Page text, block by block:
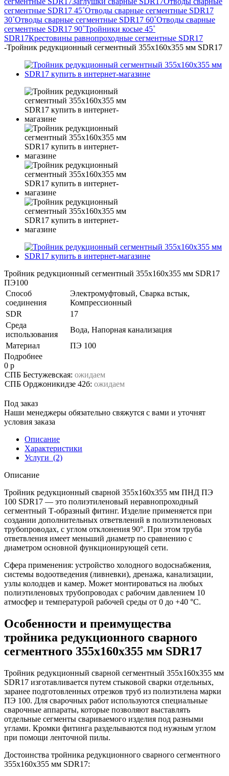
сегментные SDR17 45˚Отводы сварные сегментные SDR17
30˚Отводы сварные сегментные SDR17 60˚Отводы сварные
сегментные SDR17 90˚Тройники косые 45˚
SDR17Крестовины равнопроходные сегментные SDR17
-Тройник редукционный сегментный 355х160х355 мм SDR17
Тройник редукционный сегментный 355х160х355 мм SDR17
ПЭ100
Способ
соединения
Электромуфтовый, Сварка встык,
Компрессионный
SDR
17
Среда
использования
Вода, Напорная канализация
Материал
ПЭ 100
Подробнее
0 р
СПБ Бестужевская: ожидаем
СПБ Орджоникидзе 42б: ожидаем
Под заказ
Наши менеджеры обязательно свяжутся с вами и уточнят
условия заказа
Описание
Характеристики
Услуги (2)
Описание
Тройник редукционный сварной 355х160х355 мм ПНД ПЭ
100 SDR17 — это полиэтиленовый неравнопроходный
сегментный Т-образный фитинг. Изделие применяется при
создании дополнительных ответвлений в полиэтиленовых
трубопроводах, с углом отклонения 90°. При этом труба
ответвления имеет меньший диаметр по сравнению с
диаметром основной функционирующей сети.
Сфера применения: устройство холодного водоснабжения,
системы водоотведения (ливневки), дренажа, канализации,
узлы колодцев и камер. Может монтироваться на любых
полиэтиленовых трубопроводах с рабочим давлением 10
атмосфер и температурой рабочей среды от 0 до +40 °С.
Особенности и преимущества
тройника редукционного сварного
сегментного 355х160х355 мм SDR17
Тройник редукционный сварной сегментный 355х160х355 мм
SDR17 изготавливается путем стыковой сварки отдельных,
заранее подготовленных отрезков труб из полиэтилена марки
ПЭ 100. Для сварочных работ используются специальные
сварочные аппараты, которые позволяют выставлять
отдельные сегменты свариваемого изделия под разными
углами. Кромки фитинга разделываются под нужным углом
при помощи ленточной пилы.
Достоинства тройника редукционного сварного сегментного
355х160х355 мм SDR17: